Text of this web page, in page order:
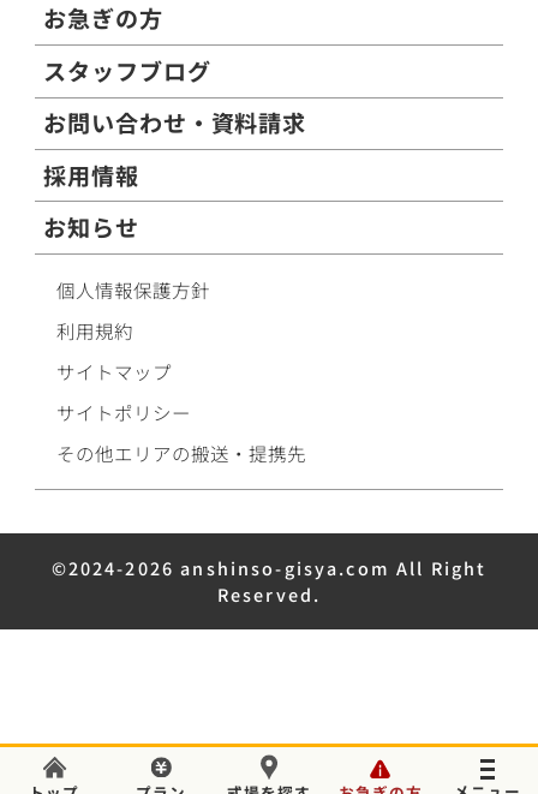
お急ぎの方
スタッフブログ
お問い合わせ・資料請求
採用情報
お知らせ
個人情報保護方針
利用規約
サイトマップ
サイトポリシー
その他エリアの搬送・提携先
©2024-2026 anshinso-gisya.com All Right
Reserved.
葬儀のことでお困りの場合はいつでもご相談ください。